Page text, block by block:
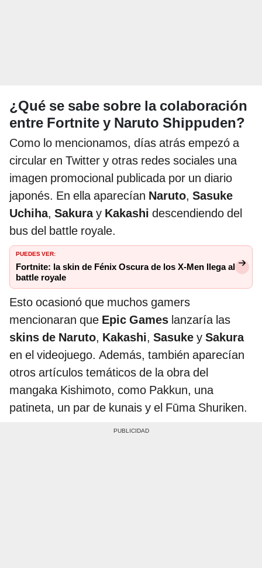
¿Qué se sabe sobre la colaboración
entre Fortnite y Naruto Shippuden?
Como lo mencionamos, días atrás empezó a
circular en Twitter y otras redes sociales una
imagen promocional publicada por un diario
japonés. En ella aparecían Naruto, Sasuke
Uchiha, Sakuray Kakashi descendiendo del
bus del battle royale.
PUEDES VER:
Fortnite: la skin de Fénix Oscura de los X-Men llega al
battle royale
Esto ocasionó que muchos gamers
mencionaran que Epic Games lanzaría las
skins de Naruto, Kakashi, Sasuke y Sakura
en el videojuego. Además, también aparecían
otros artículos temáticos de la obra del
mangaka Kishimoto, como Pakkun, una
patineta, un par de kunais y el Fūma Shuriken.